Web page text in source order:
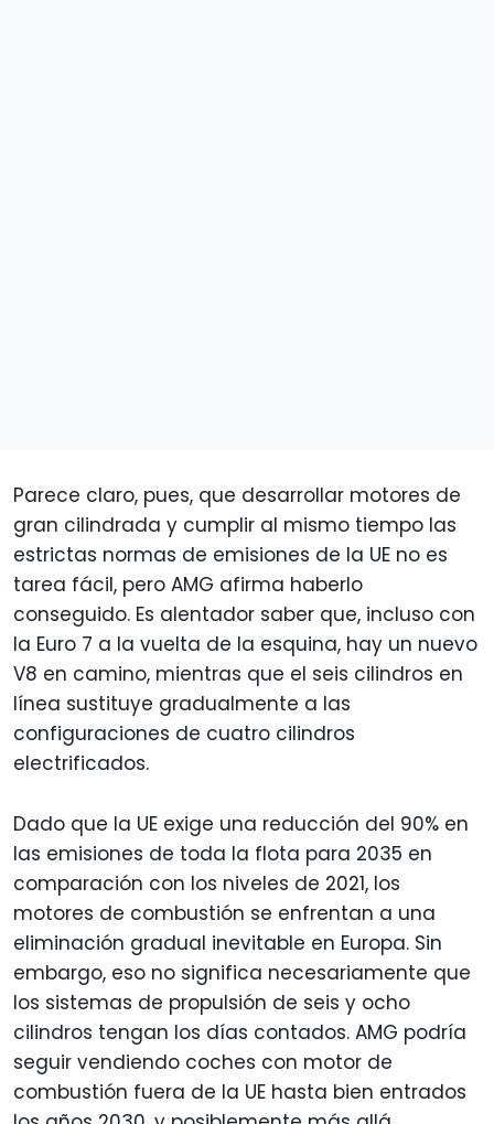
Parece claro, pues, que desarrollar motores de
gran cilindrada y cumplir al mismo tiempo las
estrictas normas de emisiones de la UE no es
tarea fácil, pero AMG afirma haberlo
conseguido. Es alentador saber que, incluso con
la Euro 7 a la vuelta de la esquina, hay un nuevo
V8 en camino, mientras que el seis cilindros en
línea sustituye gradualmente a las
configuraciones de cuatro cilindros
electrificados.
Dado que la UE exige una reducción del 90% en
las emisiones de toda la flota para 2035 en
comparación con los niveles de 2021, los
motores de combustión se enfrentan a una
eliminación gradual inevitable en Europa. Sin
embargo, eso no significa necesariamente que
los sistemas de propulsión de seis y ocho
cilindros tengan los días contados. AMG podría
seguir vendiendo coches con motor de
combustión fuera de la UE hasta bien entrados